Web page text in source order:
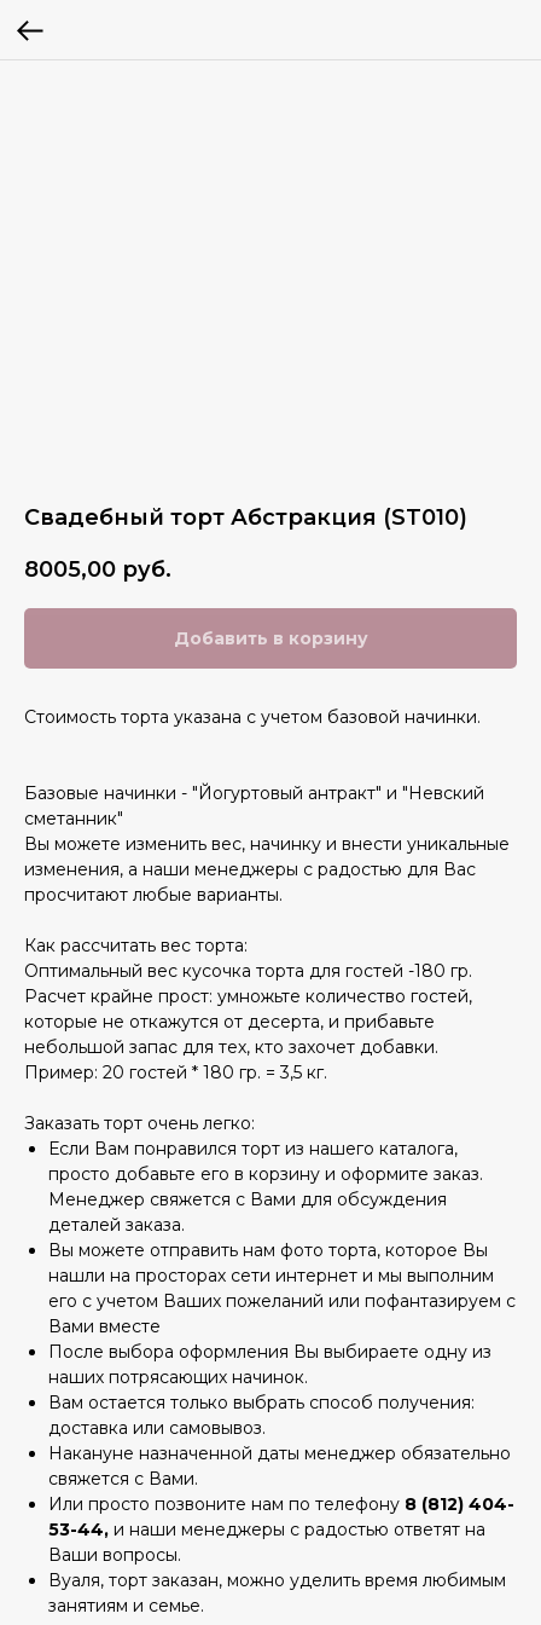
Свадебный торт Абстракция (ST010)
8005,00 руб.
Добавить в корзину
Стоимость торта указана с учетом базовой начинки.
Базовые начинки - "Йогуртовый антракт" и "Невский
сметанник"
Вы можете изменить вес, начинку и внести уникальные
изменения, а наши менеджеры с радостью для Вас
просчитают любые варианты.
Как рассчитать вес торта:
Оптимальный вес кусочка торта для гостей -180 гр.
Расчет крайне прост: умножьте количество гостей,
которые не откажутся от десерта, и прибавьте
небольшой запас для тех, кто захочет добавки.
Пример: 20 гостей * 180 гр. = 3,5 кг.
Заказать торт очень легко:
Если Вам понравился торт из нашего каталога,
просто добавьте его в корзину и оформите заказ.
Менеджер свяжется с Вами для обсуждения
деталей заказа.
Вы можете отправить нам фото торта, которое Вы
нашли на просторах сети интернет и мы выполним
его с учетом Ваших пожеланий или пофантазируем с
Вами вместе
После выбора оформления Вы выбираете одну из
наших потрясающих начинок.
Вам остается только выбрать способ получения:
доставка или самовывоз.
Накануне назначенной даты менеджер обязательно
свяжется с Вами.
Или просто позвоните нам по телефону 8 (812) 404-
53-44, и наши менеджеры с радостью ответят на
Ваши вопросы.
Вуаля, торт заказан, можно уделить время любимым
занятиям и семье.